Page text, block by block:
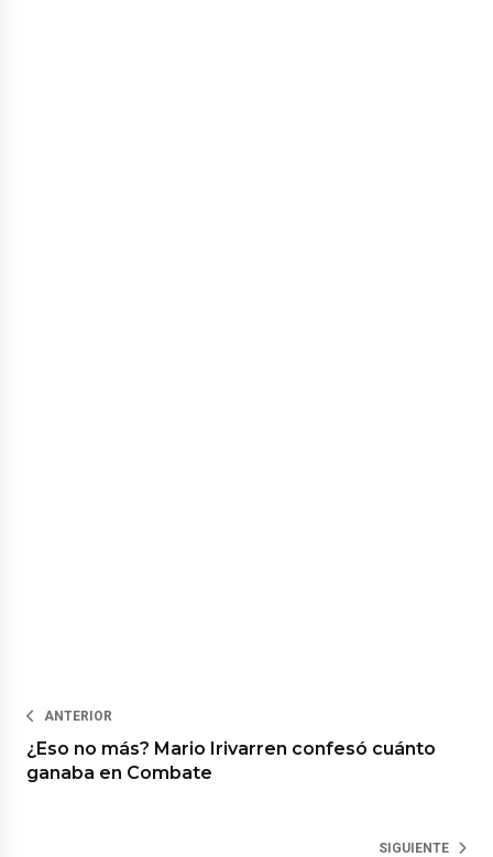
ANTERIOR
¿Eso no más? Mario Irivarren confesó cuánto
ganaba en Combate
SIGUIENTE